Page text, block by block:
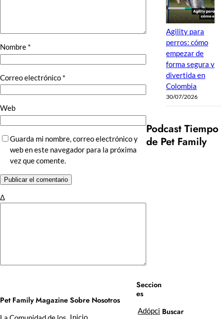
Nombre *
Correo electrónico *
Web
Guarda mi nombre, correo electrónico y
web en este navegador para la próxima
vez que comente.
Δ
Agility para
perros: cómo
empezar de
forma segura y
divertida en
Colombia
30/07/2026
Podcast Tiempo
de Pet Family
Pet Family MagazineSobre Nosotros
Seccion
es
Adópci Buscar